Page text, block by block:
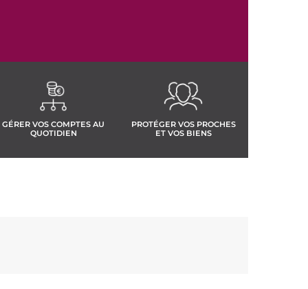
GÉRER VOS COMPTES AU
QUOTIDIEN
PROTÉGER VOS PROCHES
ET VOS BIENS